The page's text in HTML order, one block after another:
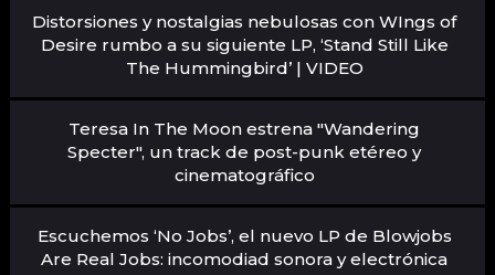
Distorsiones y nostalgias nebulosas con WIngs of
Desire rumbo a su siguiente LP, ‘Stand Still Like
The Hummingbird’ | VIDEO
Teresa In The Moon estrena "Wandering
Specter", un track de post-punk etéreo y
cinematográfico
Escuchemos ‘No Jobs’, el nuevo LP de Blowjobs
Are Real Jobs: incomodiad sonora y electrónica